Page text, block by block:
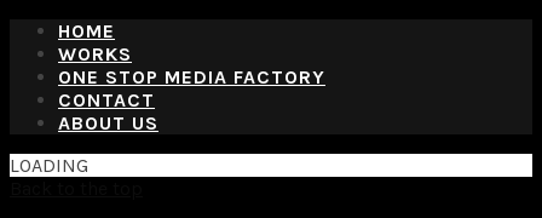
HOME
WORKS
ONE STOP MEDIA FACTORY
CONTACT
ABOUT US
LOADING